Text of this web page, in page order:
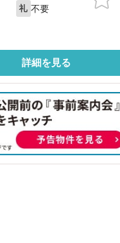
礼 不要
詳細を見る